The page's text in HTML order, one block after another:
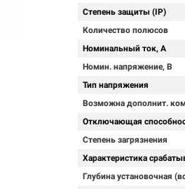
Степень защиты (IP)
Количество полюсов
Номинальный ток, А
Номин. напряжение, В
Тип напряжения
Возможна дополнит.
Отключающая
Степень загрязнения
Характеристика
Глубина установочная